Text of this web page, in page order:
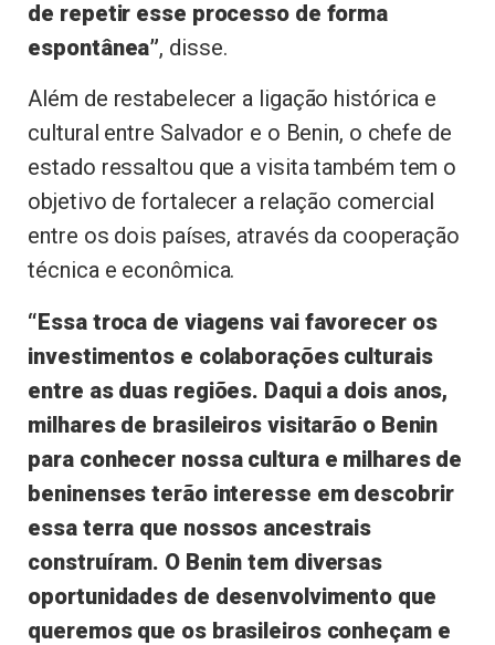
de repetir esse processo de forma
espontânea”, disse.
Além de restabelecer a ligação histórica e
cultural entre Salvador e o Benin, o chefe de
estado ressaltou que a visita também tem o
objetivo de fortalecer a relação comercial
entre os dois países, através da cooperação
técnica e econômica.
“Essa troca de viagens vai favorecer os
investimentos e colaborações culturais
entre as duas regiões. Daqui a dois anos,
milhares de brasileiros visitarão o Benin
para conhecer nossa cultura e milhares de
beninenses terão interesse em descobrir
essa terra que nossos ancestrais
construíram. O Benin tem diversas
oportunidades de desenvolvimento que
queremos que os brasileiros conheçam e